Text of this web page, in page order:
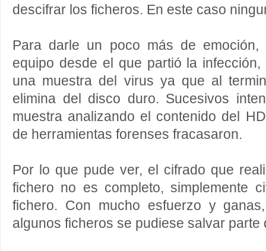
descifrar los ficheros. En este caso
Para darle un poco más de
equipo desde el que partió la
una muestra del virus ya que al
elimina del disco duro. Sucesivos
muestra analizando el contenido del
de herramientas forenses fracasaron.
Por lo que pude ver, el cifrado que
fichero no es completo, simplemente
fichero. Con mucho esfuerzo y
algunos ficheros se pudiese salvar parte